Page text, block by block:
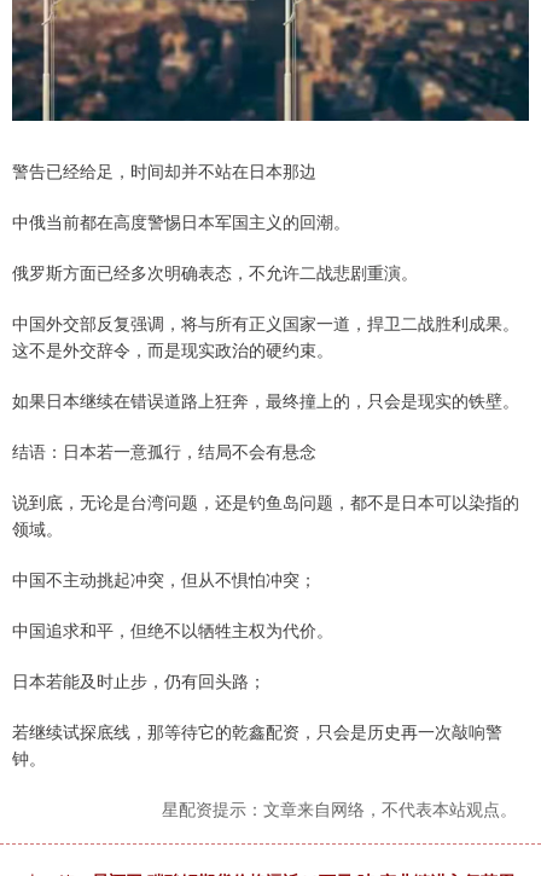
警告已经给足，时间却并不站在日本那边
中俄当前都在高度警惕日本军国主义的回潮。
俄罗斯方面已经多次明确表态，不允许二战悲剧重演。
中国外交部反复强调，将与所有正义国家一道，捍卫二战胜利成果。
这不是外交辞令，而是现实政治的硬约束。
如果日本继续在错误道路上狂奔，最终撞上的，只会是现实的铁壁。
结语：日本若一意孤行，结局不会有悬念
说到底，无论是台湾问题，还是钓鱼岛问题，都不是日本可以染指的
领域。
中国不主动挑起冲突，但从不惧怕冲突；
中国追求和平，但绝不以牺牲主权为代价。
日本若能及时止步，仍有回头路；
若继续试探底线，那等待它的乾鑫配资，只会是历史再一次敲响警
钟。
星配资提示：文章来自网络，不代表本站观点。